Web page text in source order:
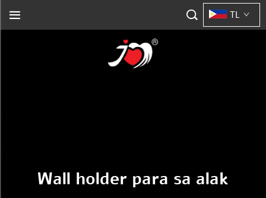
TL
Wall holder para sa alak